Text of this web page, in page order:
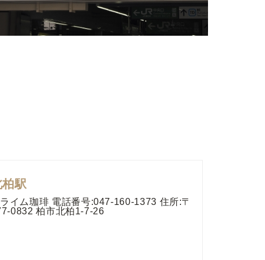
柏駅
イム珈琲 電話番号:047-160-1373 住所:〒
0832 柏市北柏1-7-26